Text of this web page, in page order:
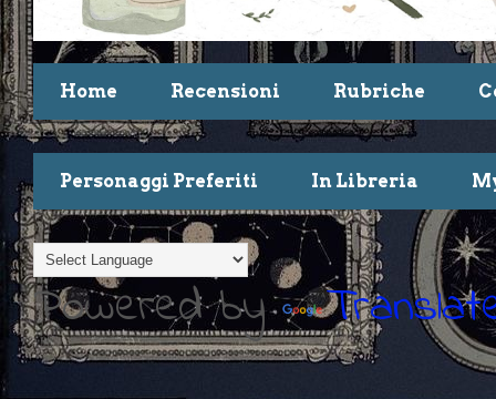
Home Recensioni Rubriche
Personaggi Preferiti In Libreria
Powered by